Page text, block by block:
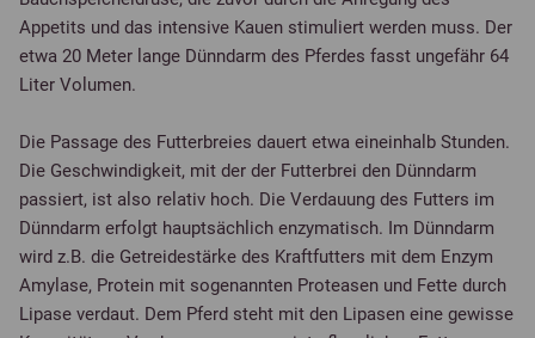
Appetits und das intensive Kauen stimuliert werden muss. Der
etwa 20 Meter lange Dünndarm des Pferdes fasst ungefähr 64
Liter Volumen.
Die Passage des Futterbreies dauert etwa eineinhalb Stunden.
Die Geschwindigkeit, mit der der Futterbrei den Dünndarm
passiert, ist also relativ hoch. Die Verdauung des Futters im
Dünndarm erfolgt hauptsächlich enzymatisch. Im Dünndarm
wird z.B. die Getreidestärke des Kraftfutters mit dem Enzym
Amylase, Protein mit sogenannten Proteasen und Fette durch
Lipase verdaut. Dem Pferd steht mit den Lipasen eine gewisse